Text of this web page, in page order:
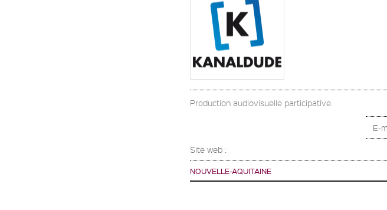
Production audiovisuelle participative.
E-
Site web :
NOUVELLE-AQUITAINE